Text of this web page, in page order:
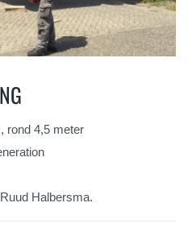
rond 4,5 meter
Ruud Halbersma.